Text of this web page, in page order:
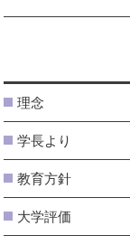
理念
学長より
教育方針
大学評価